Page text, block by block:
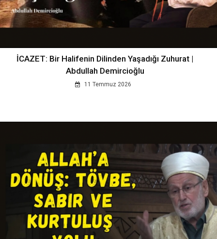
İCAZET: Bir Halifenin Dilinden Yaşadığı Zuhurat |
Abdullah Demircioğlu
11 Temmuz 2026